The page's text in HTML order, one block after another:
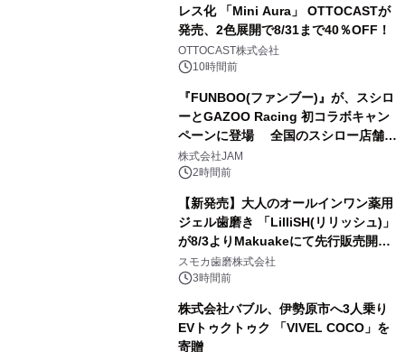
レス化 「Mini Aura」 OTTOCASTが
発売、2色展開で8/31まで40％OFF！
OTTOCAST株式会社
10時間前
『FUNBOO(ファンブー)』が、スシロ
ーとGAZOO Racing 初コラボキャン
ペーンに登場 全国のスシロー店舗で
GR 4車種の FUNBOO(ミニカー)付き
メニューが展開されます
株式会社JAM
2時間前
【新発売】大人のオールインワン薬用
ジェル歯磨き 「LilliSH(リリッシュ)」
が8/3よりMakuakeにて先行販売開
始！
スモカ歯磨株式会社
3時間前
株式会社バブル、伊勢原市へ3人乗り
EVトゥクトゥク 「VIVEL COCO」を
寄贈